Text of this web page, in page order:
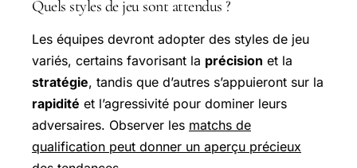
Quels styles de jeu sont attendus ?
Les équipes devront adopter des styles de jeu
variés, certains favorisant la précision et la
stratégie, tandis que d’autres s’appuieront sur la
rapidité et l’agressivité pour dominer leurs
adversaires. Observer les matchs de
qualification peut donner un aperçu précieux